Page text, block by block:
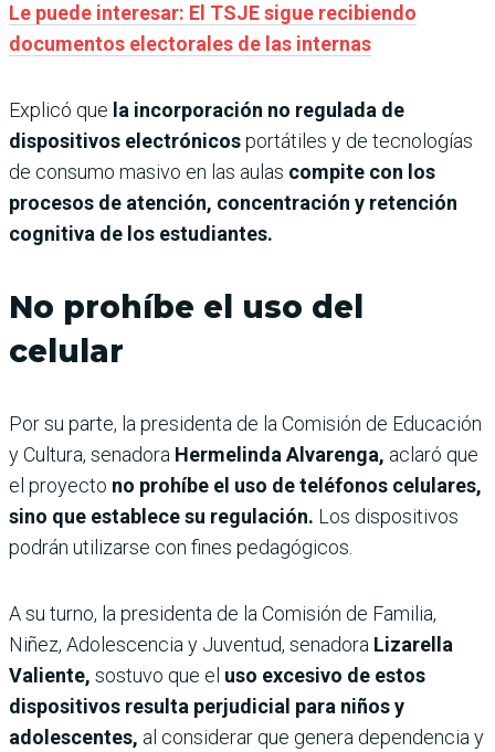
Le puede interesar: El TSJE sigue recibiendo
documentos electorales de las internas
Explicó que la incorporación no regulada de
dispositivos electrónicosportátiles y de tecnologías
de consumo masivo en las aulas compite con los
procesos de atención, concentración y retención
cognitiva de los estudiantes.
No prohíbe el uso del
celular
Por su parte, la presidenta de la Comisión de Educación
y Cultura, senadora Hermelinda Alvarenga, aclaró que
el proyecto no prohíbe el uso de teléfonos celulares,
sino que establece su regulación. Los dispositivos
podrán utilizarse con fines pedagógicos.
A su turno, la presidenta de la Comisión de Familia,
Niñez, Adolescencia y Juventud, senadora Lizarella
Valiente, sostuvo que el uso excesivo de estos
dispositivos resulta perjudicial para niños y
adolescentes, al considerar que genera dependencia y